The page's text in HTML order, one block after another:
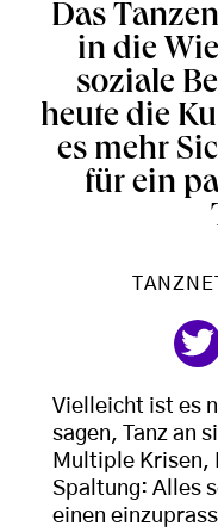
Das
in die
soziale
heute die
es mehr
für ein
Vielleicht ist es
sagen, Tanz an
Multiple Krisen,
Spaltung: Alles
einen